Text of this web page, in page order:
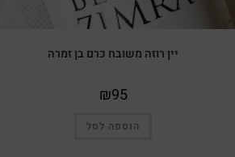
יין רוזה משובח כרם בן זמרה
₪95
הוספה לסל